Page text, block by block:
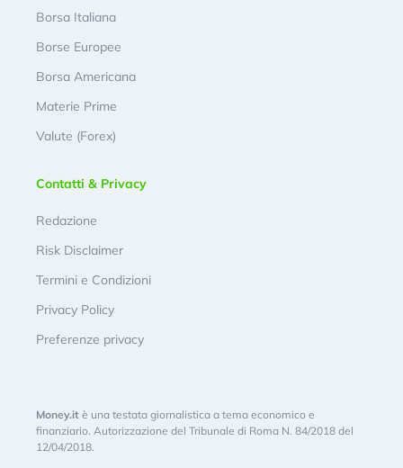
Borsa Italiana
Borse Europee
Borsa Americana
Materie Prime
Valute (Forex)
Contatti & Privacy
Redazione
Risk Disclaimer
Termini e Condizioni
Privacy Policy
Preferenze privacy
Money.it è una testata giornalistica a tema economico e
finanziario. Autorizzazione del Tribunale di Roma N. 84/2018 del
12/04/2018.